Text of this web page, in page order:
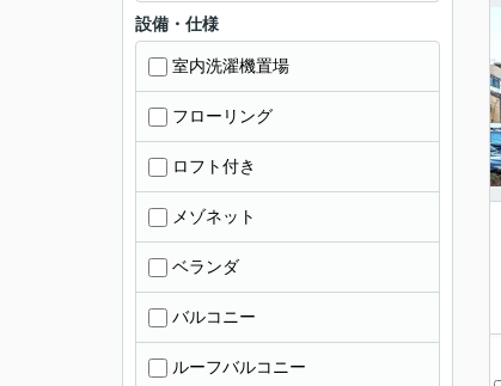
設備・仕様
室内洗濯機置場
フローリング
ロフト付き
メゾネット
ベランダ
バルコニー
ルーフバルコニー